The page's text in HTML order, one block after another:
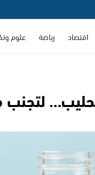
اقتصاد رياضة علوم